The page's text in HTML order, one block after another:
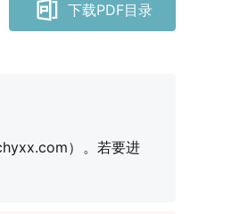
下载PDF目录
）。若要进